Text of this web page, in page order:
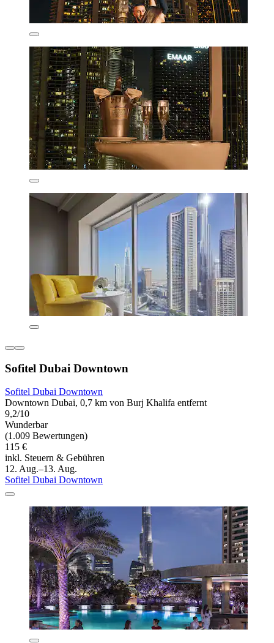
Sofitel Dubai Downtown
Sofitel Dubai Downtown
Downtown Dubai, 0,7 km von Burj Khalifa entfernt
9,2/10
Wunderbar
(1.009 Bewertungen)
115 €
inkl. Steuern & Gebühren
12. Aug.–13. Aug.
Sofitel Dubai Downtown